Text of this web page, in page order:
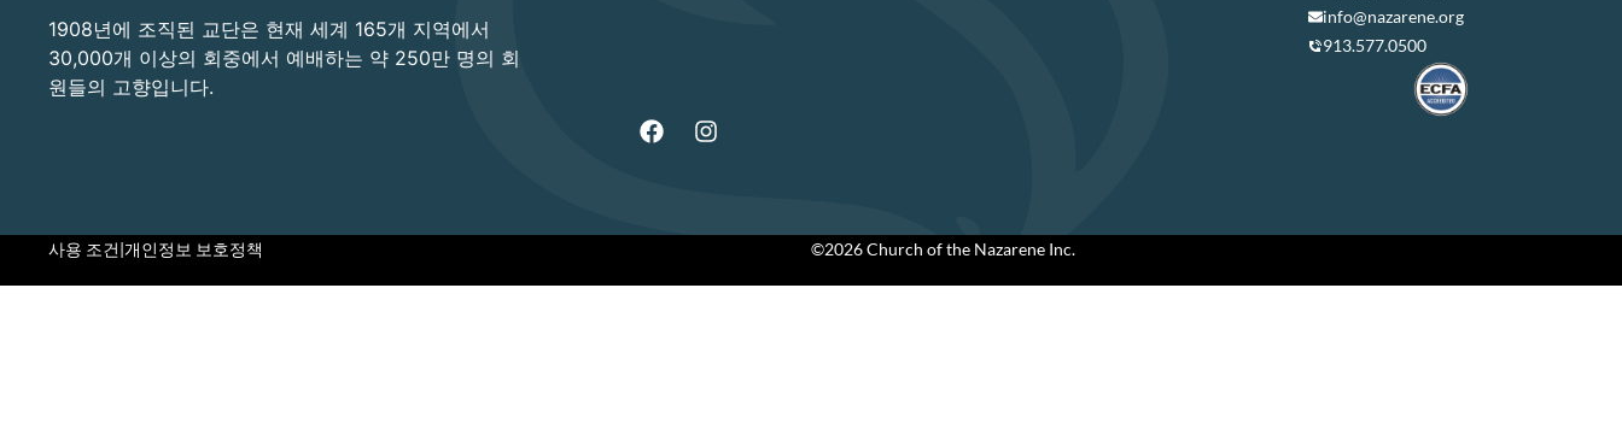
1908년에 조직된 교단은 현재 세계 165개 지역에서
30,000개 이상의 회중에서 예배하는 약 250만 명의 회
원들의 고향입니다.
info@nazarene.org
913.577.0500
사용 조건|개인정보 보호정책 ©2026 Church of the Nazarene Inc.